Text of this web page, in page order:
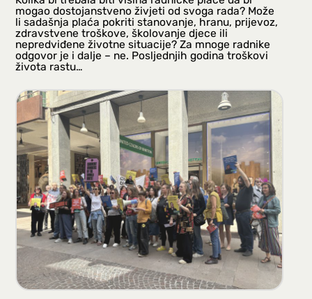
mogao dostojanstveno živjeti od svoga rada? Može
li sadašnja plaća pokriti stanovanje, hranu, prijevoz,
zdravstvene troškove, školovanje djece ili
nepredviđene životne situacije? Za mnoge radnike
odgovor je i dalje – ne. Posljednjih godina troškovi
života rastu…